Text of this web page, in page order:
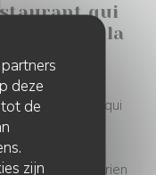
deze
de
zijn
qui
cuisson à la
dernier,
de quartier qui
cuisiniers, Adrien